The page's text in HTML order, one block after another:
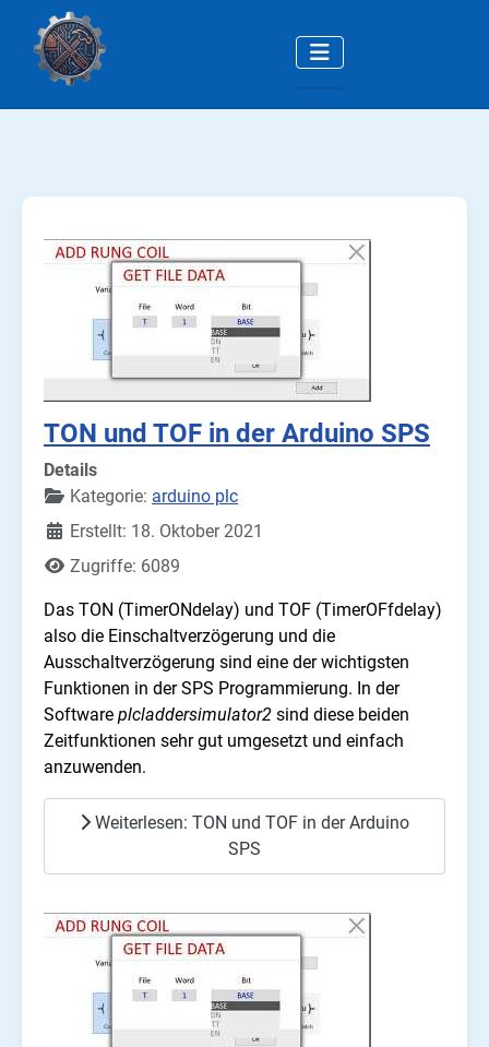
TON und TOF in der Arduino SPS
Details
Kategorie: arduino plc
Erstellt: 18. Oktober 2021
Zugriffe: 6089
Das TON (TimerONdelay) und TOF (TimerOFfdelay)
also die Einschaltverzögerung und die
Ausschaltverzögerung sind eine der wichtigsten
Funktionen in der SPS Programmierung. In der
Software plcladdersimulator2 sind diese beiden
Zeitfunktionen sehr gut umgesetzt und einfach
anzuwenden.
Weiterlesen: TON und TOF in der Arduino
SPS